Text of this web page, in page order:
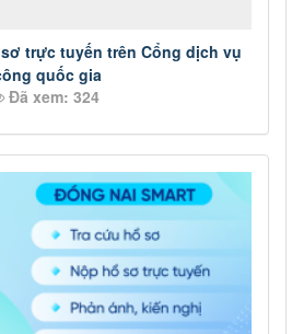
trực tuyến trên Cổng dịch vụ
quốc gia
Đã xem: 324